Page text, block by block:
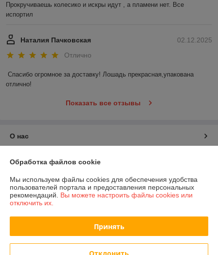
Прокручиваешь колесико и искры идут , а пламени нет. Все
испортил
02.12.2025
Наталия Пачковская
Отлично
Спасибо огромное за доставку! Лошадь прекрасная,упакована
отлично!
Показать все отзывы
О нас
Контакты
Доставка и оплата
График работы
Политика обработки cookies
Обработка файлов cookie
Мы используем файлы cookies для обеспечения удобства
пользователей портала и предоставления персональных
рекомендаций. Вы можете настроить файлы cookies или
отключить их.
Принять
Отклонить